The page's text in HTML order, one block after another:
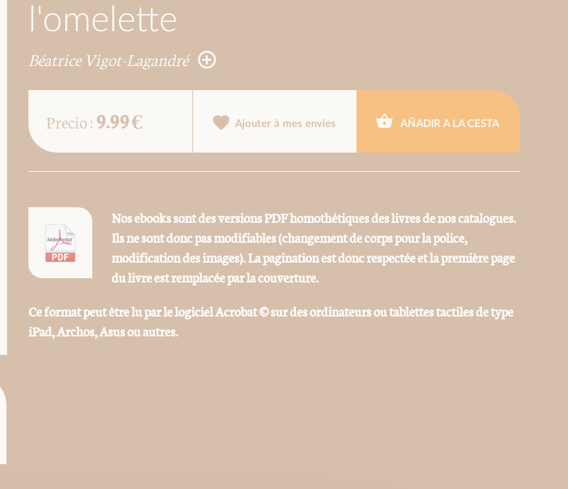
l'omelette
Béatrice Vigot-Lagandré
Precio :9.99 € Ajouter à mes envies AÑADIR A LA CESTA
Nos ebooks sont des versions PDF homothétiques des livres de nos catalogues.
Ils ne sont donc pas modifiables (changement de corps pour la police,
modification des images). La pagination est donc respectée et la première page
du livre est remplacée par la couverture.
Ce format peut être lu par le logiciel Acrobat © sur des ordinateurs ou tablettes tactiles de type
iPad, Archos, Asus ou autres.